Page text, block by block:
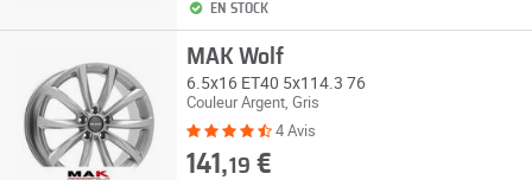
EN STOCK
MAK Wolf
6.5x16 ET40 5x114.3 76
Couleur Argent, Gris
4 Avis
141,19 €